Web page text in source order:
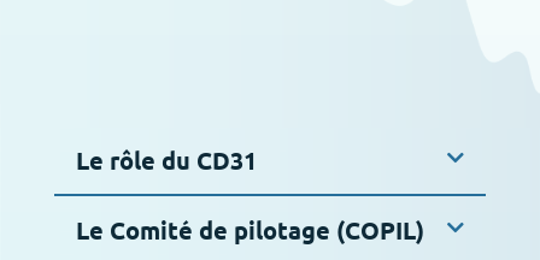
Le rôle du CD31
Le Comité de pilotage (COPIL)